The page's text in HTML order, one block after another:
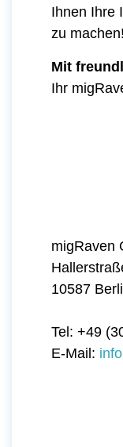
Ihnen Ihre
zu machen!
Mit
Ihr
migRaven
10587
Tel: +49
E-Mail: